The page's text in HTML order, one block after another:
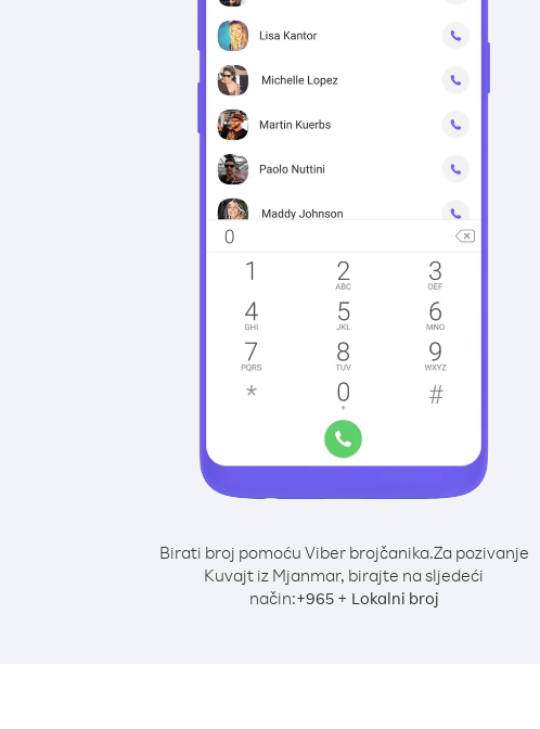
Birati broj pomoću Viber brojčanika.Za pozivanje
Kuvajt iz Mjanmar, birajte na sljedeći
način:+965+ Lokalni broj